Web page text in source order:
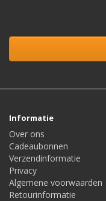
Informatie
Over ons
Cadeaubonnen
Verzendinformatie
Privacy
Algemene voorwaarden
Retourinformatie